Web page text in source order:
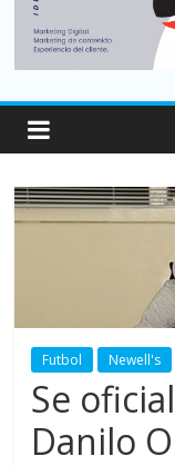
Futbol Newell's
Se
Danilo